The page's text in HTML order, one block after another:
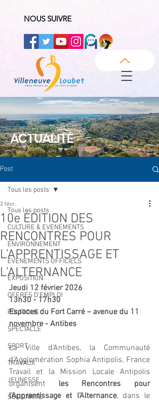
NOUS SUIVRE
ACTUALITÉ
Post
Tous les posts
CULTURE & EVENEMENTS
ENVIRONNEMENT
ÉVÉNEMENTS OFFICIELS
EXPOSITION
OFFRES D'EMPLOI
POLITIQUE
SPECTACLE
SPORT
TRAVAUX
JEUNESSE
SOLIDARITÉ
Tous les posts
10e ÉDITION DES
RENCONTRES POUR
L’APPRENTISSAGE ET
L’ALTERNANCE
2 févr.
Jeudi 12 février 2026
13h30 - 17h30
Espaces du Fort Carré – avenue du 11
novembre - Antibes
La Ville d’Antibes, la Communauté
d’Agglomération Sophia Antipolis, France
Travail et la Mission Locale Antipolis
organisent les Rencontres pour
l’Apprentissage et l’Alternance, dans le